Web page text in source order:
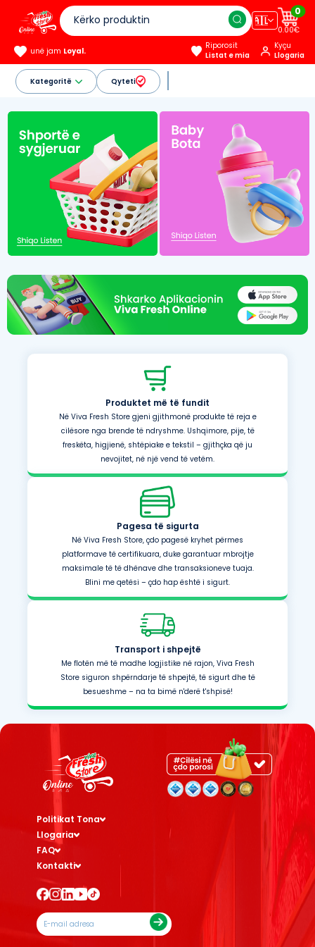
🇦🇱
0
0.00€
unë jam Loyal.
Riporosit
Listat e mia
Kyçu
Llogaria
Kategoritë Qyteti
Produktet më të fundit
Në Viva Fresh Store gjeni gjithmonë produkte të reja e
cilësore nga brende të ndryshme. Ushqimore, pije, të
freskëta, higjienë, shtëpiake e tekstil – gjithçka që ju
nevojitet, në një vend të vetëm.
Pagesa të sigurta
Në Viva Fresh Store, çdo pagesë kryhet përmes
platformave të certifikuara, duke garantuar mbrojtje
maksimale të të dhënave dhe transaksioneve tuaja.
Blini me qetësi – çdo hap është i sigurt.
Transport i shpejtë
Me flotën më të madhe logjistike në rajon, Viva Fresh
Store siguron shpërndarje të shpejtë, të sigurt dhe të
besueshme – na ta bimë n'derë t'shpisë!
Politikat Tona
Llogaria
FAQ
Kontakti